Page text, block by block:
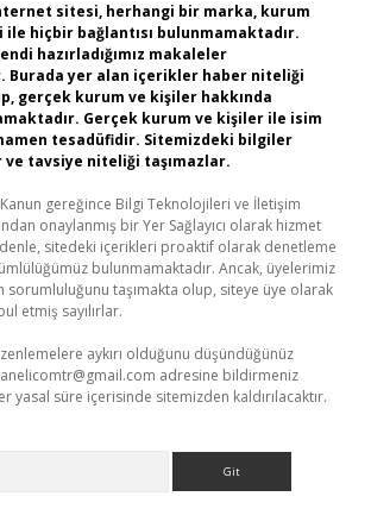
sitesi, herhangi bir marka, kurum
ile hiçbir bağlantısı bulunmamaktadır.
hazırladığımız makaleler
Burada yer alan içerikler haber niteliği
gerçek kurum ve kişiler hakkında
Gerçek kurum ve kişiler ile isim
tesadüfidir. Sitemizdeki bilgiler
tavsiye niteliği taşımazlar.
Kanun gereğince Bilgi Teknolojileri ve İletişim
onaylanmış bir Yer Sağlayıcı olarak hizmet
sitedeki içerikleri proaktif olarak denetleme
bulunmamaktadır. Ancak, üyelerimiz
sorumluluğunu taşımakta olup, siteye üye olarak
etmiş sayılırlar.
aykırı olduğunu düşündüğünüz
adresine bildirmeniz
yasal süre içerisinde sitemizden kaldırılacaktır.